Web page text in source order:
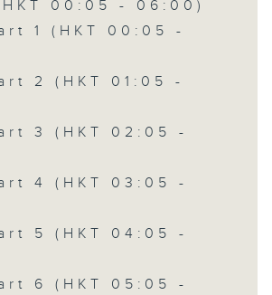
00:05 - 06:00)
1 (HKT 00:05 -
2 (HKT 01:05 -
3 (HKT 02:05 -
4 (HKT 03:05 -
5 (HKT 04:05 -
6 (HKT 05:05 -